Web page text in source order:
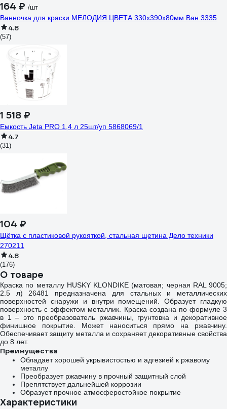
164 ₽ /шт
Ванночка для краски МЕЛОДИЯ ЦВЕТА 330х390х80мм Ван.3335
4.8
(57)
1 518 ₽
Емкость Jeta PRO 1,4 л 25шт/уп 5868069/1
4.7
(31)
104 ₽
Щётка с пластиковой рукояткой, стальная щетина Дело техники
270211
4.8
(176)
О товаре
Краска по металлу HUSKY KLONDIKE (матовая; черная RAL 9005;
2.5 л) 26481 предназначена для стальных и металлических
поверхностей снаружи и внутри помещений. Образует гладкую
поверхность с эффектом металлик. Краска создана по формуле 3
в 1 – это преобразователь ржавчины, грунтовка и декоративное
финишное покрытие. Может наноситься прямо на ржавчину.
Обеспечивает защиту металла и сохраняет декоративные свойства
до 8 лет.
Преимущества
Обладает хорошей укрывистостью и адгезией к ржавому
металлу
Преобразует ржавчину в прочный защитный слой
Препятствует дальнейшей коррозии
Образует прочное атмосферостойкое покрытие
Характеристики